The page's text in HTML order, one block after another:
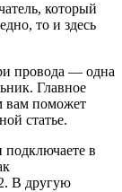
который
то и здесь
провода — одна
Главное
вам поможет
статье.
подключаете в
В другую